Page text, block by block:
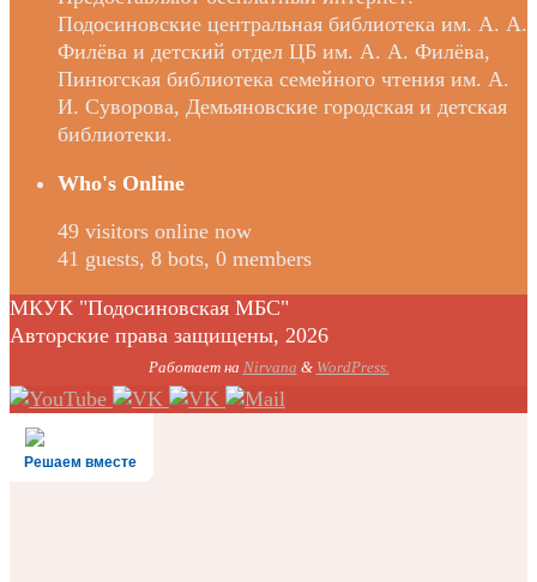
Подосиновские центральная библиотека им. А. А.
Филёва и детский отдел ЦБ им. А. А. Филёва,
Пинюгская библиотека семейного чтения им. А.
И. Суворова, Демьяновские городская и детская
библиотеки.
Who's Online
49 visitors online now
41 guests, 8 bots, 0 members
МКУК "Подосиновская МБС"
Авторские права защищены, 2026
Работает на Nirvana & WordPress.
Решаем вместе